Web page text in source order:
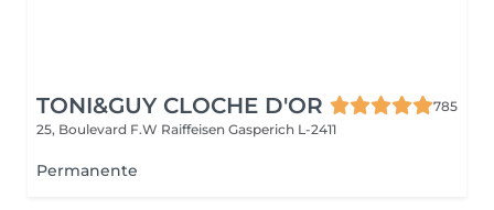
TONI&GUY CLOCHE D'OR
785
25, Boulevard F.W Raiffeisen Gasperich L-2411
Permanente